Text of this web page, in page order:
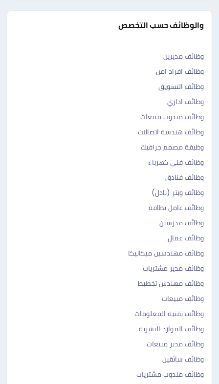
والوظائف حسب التخصص
وظائف مديرين
وظائف افراد امن
وظائف التسويق
وظائف اداري
وظائف مندوب مبيعات
وظائف هندسة اتصالات
وظيفة مصمم جرافيك
وظائف فني كهرباء
وظائف فنادق
وظائف ويتر (نادل)
وظائف عامل نظافة
وظائف مدرسين
وظائف عمال
وظائف مهندسين ميكانيكا
وظائف مدير مشتريات
وظائف مهندس تخطيط
وظائف مبيعات
وظائف تقنية المعلومات
وظائف الموارد البشرية
وظائف مدير مبيعات
وظائف سائقين
وظائف مندوب مشتريات